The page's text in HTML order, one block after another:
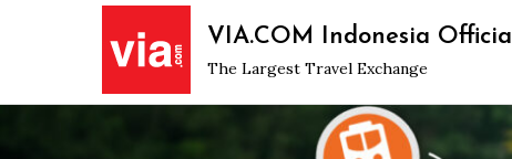
VIA.COM Indonesia Official
The Largest Travel Exchange